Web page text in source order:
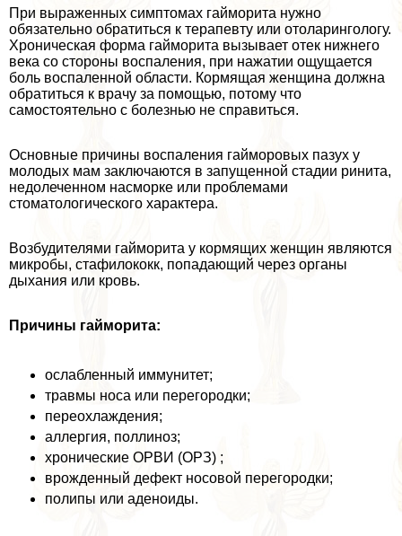
При выраженных симптомах гайморита нужно
обязательно обратиться к терапевту или отоларингологу.
Хроническая форма гайморита вызывает отек нижнего
века со стороны воспаления, при нажатии ощущается
боль воспаленной области. Кормящая женщина должна
обратиться к врачу за помощью, потому что
самостоятельно с болезнью не справиться.
Основные причины воспаления гайморовых пазух у
молодых мам заключаются в запущенной стадии ринита,
недолеченном насморке или проблемами
стоматологического хаpaктера.
Возбудителями гайморита у кормящих женщин являются
микробы, стафилококк, попадающий через органы
дыхания или кровь.
Причины гайморита:
ослабленный иммунитет;
травмы носа или перегородки;
переохлаждения;
аллергия, поллиноз;
хронические ОРВИ (ОРЗ) ;
врожденный дефект носовой перегородки;
полипы или аденоиды.